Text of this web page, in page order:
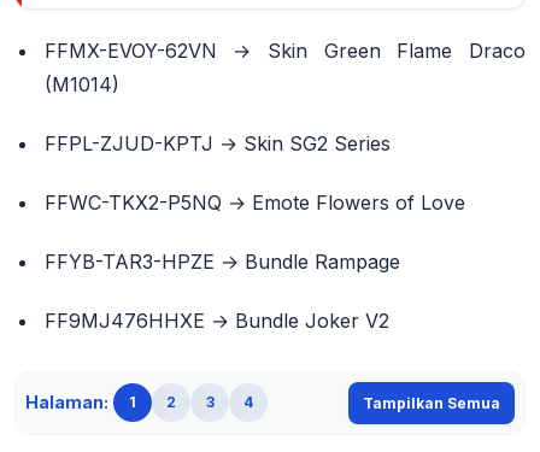
FFMX-EVOY-62VN → Skin Green Flame Draco
(M1014)
FFPL-ZJUD-KPTJ → Skin SG2 Series
FFWC-TKX2-P5NQ → Emote Flowers of Love
FFYB-TAR3-HPZE → Bundle Rampage
FF9MJ476HHXE → Bundle Joker V2
Halaman: 1 2 3 4 Tampilkan Semua